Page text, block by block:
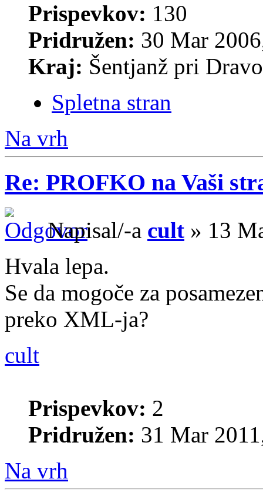
Prispevkov: 130
Pridružen: 30 Mar
Kraj: Šentjanž pri
Spletna stran
Na vrh
Re: PROFKO na Vaši
Napisal/-a cult » 13
Hvala lepa.
Se da mogoče za
preko XML-ja?
cult
Prispevkov: 2
Pridružen: 31 Mar
Na vrh